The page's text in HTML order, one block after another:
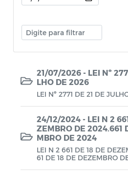
Legislação ISS
Legislação
Lei Aldir
Lei Aldir Blanc -
Lei Aldir Blanc - EDITAL
21/07/2026 - LEI Nº
LHO DE 2026
LEI Nº 2771 DE 21 DE
24/12/2024 - LEI N 2
ZEMBRO DE 2024.661
MBRO DE 2024
LEI N 2 661 DE 18 DE
61 DE 18 DE DEZEMBRO